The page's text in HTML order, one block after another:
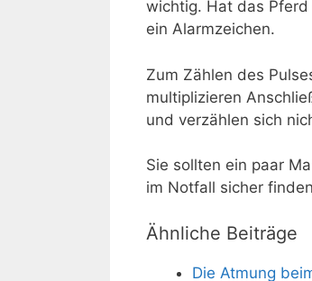
wichtig. Hat das
ein Alarmzeichen.
Zum Zählen des
multiplizieren
und verzählen sich
Sie sollten ein paar
im Notfall sicher
Ähnliche Beiträge
Die Atmung